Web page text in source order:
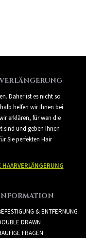
Daher ist es nicht so
helfen wir Ihnen bei
erklären, für wen die
sind und geben Ihnen
Sie perfekten Hair
& ENTFERNUNG
DRAWN
FRAGEN